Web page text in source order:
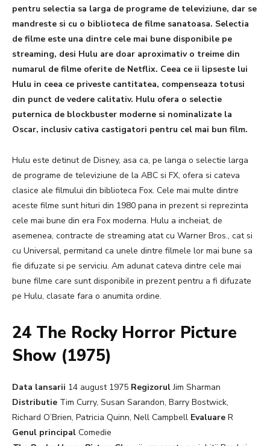
pentru selectia sa larga de programe de televiziune, dar se
mandreste si cu o biblioteca de filme sanatoasa. Selectia
de filme este una dintre cele mai bune disponibile pe
streaming, desi Hulu are doar aproximativ o treime din
numarul de filme oferite de Netflix. Ceea ce ii lipseste lui
Hulu in ceea ce priveste cantitatea, compenseaza totusi
din punct de vedere calitativ. Hulu ofera o selectie
puternica de blockbuster moderne si nominalizate la
Oscar, inclusiv cativa castigatori pentru cel mai bun film.
Hulu este detinut de Disney, asa ca, pe langa o selectie larga
de programe de televiziune de la ABC si FX, ofera si cateva
clasice ale filmului din biblioteca Fox. Cele mai multe dintre
aceste filme sunt hituri din 1980 pana in prezent si reprezinta
cele mai bune din era Fox moderna. Hulu a incheiat, de
asemenea, contracte de streaming atat cu Warner Bros., cat si
cu Universal, permitand ca unele dintre filmele lor mai bune sa
fie difuzate si pe serviciu. Am adunat cateva dintre cele mai
bune filme care sunt disponibile in prezent pentru a fi difuzate
pe Hulu, clasate fara o anumita ordine.
24 The Rocky Horror Picture
Show (1975)
Data lansarii 14 august 1975 RegizorulJim Sharman
Distributie Tim Curry, Susan Sarandon, Barry Bostwick,
Richard O’Brien, Patricia Quinn, Nell Campbell Evaluare R
Genul principal Comedie